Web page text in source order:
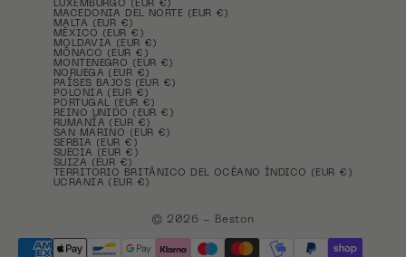
LUXEMBURGO (EUR €)
MACEDONIA DEL NORTE (EUR €)
MALTA (EUR €)
MÉXICO (EUR €)
MOLDAVIA (EUR €)
MÓNACO (EUR €)
MONTENEGRO (EUR €)
NORUEGA (EUR €)
PAÍSES BAJOS (EUR €)
POLONIA (EUR €)
PORTUGAL (EUR €)
REINO UNIDO (EUR €)
RUMANÍA (EUR €)
SAN MARINO (EUR €)
SERBIA (EUR €)
SUECIA (EUR €)
SUIZA (EUR €)
TERRITORIO BRITÁNICO DEL OCÉANO ÍNDICO (EUR €)
UCRANIA (EUR €)
© 2026 - Beston